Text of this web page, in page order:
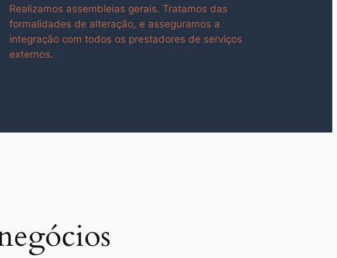
Realizamos assembleias gerais. Tratamos das
formalidades de alteração, e asseguramos a
integração com todos os prestadores de serviços
externos.